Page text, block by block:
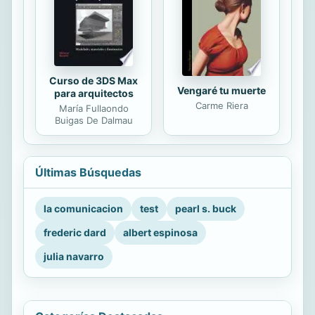
Curso de 3DS Max
para arquitectos
María Fullaondo
Buigas De Dalmau
Vengaré tu muerte
Carme Riera
Últimas Búsquedas
la comunicacion test
pearl s. buck
frederic dard
albert espinosa
julia navarro